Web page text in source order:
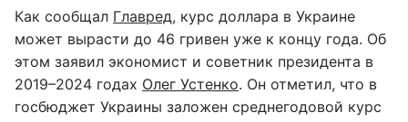
Как сообщал Главред, курс доллара в Украине
может вырасти до 46 гривен уже к концу года. Об
этом заявил экономист и советник президента в
2019–2024 годах Олег Устенко. Он отметил, что в
госбюджет Украины заложен среднегодовой курс